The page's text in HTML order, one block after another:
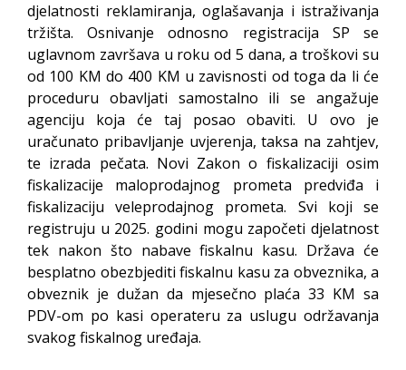
djelatnosti reklamiranja, oglašavanja i istraživanja
tržišta. Osnivanje odnosno registracija SP se
uglavnom završava u roku od 5 dana, a troškovi su
od 100 KM do 400 KM u zavisnosti od toga da li će
proceduru obavljati samostalno ili se angažuje
agenciju koja će taj posao obaviti. U ovo je
uračunato pribavljanje uvjerenja, taksa na zahtjev,
te izrada pečata. Novi Zakon o fiskalizaciji osim
fiskalizacije maloprodajnog prometa predviđa i
fiskalizaciju veleprodajnog prometa. Svi koji se
registruju u 2025. godini mogu započeti djelatnost
tek nakon što nabave fiskalnu kasu. Država će
besplatno obezbjediti fiskalnu kasu za obveznika, a
obveznik je dužan da mjesečno plaća 33 KM sa
PDV-om po kasi operateru za uslugu održavanja
svakog fiskalnog uređaja.